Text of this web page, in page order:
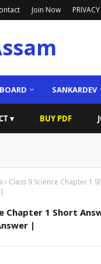
Join Now
SANKARDEV
▾ BUY PDF
Class 9 Science Chapter 1
Chapter 1 Short
|